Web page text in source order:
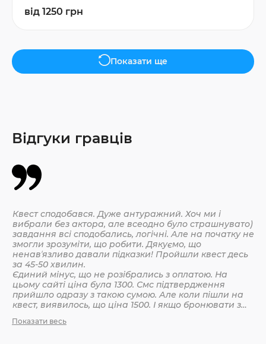
від 1250 грн
Показати ще
Відгуки гравців
Квест сподобався. Дуже антуражний. Хоч ми і
вибрали без актора, але всеодно було страшнувато)
завдання всі сподобались, логічні. Але на початку не
змогли зрозуміти, що робити. Дякуємо, що
ненавʼязливо давали підказки! Пройшли квест десь
за 45-50 хвилин.
Єдиний мінус, що не розібрались з оплатою. На
цьому сайті ціна була 1300. Смс підтвердження
прийшло одразу з такою сумою. Але коли пішли на
квест, виявилось, що ціна 1500. І якщо бронювати з
невелика, але всеодно уточнюйте при бронюванні
Показати весь